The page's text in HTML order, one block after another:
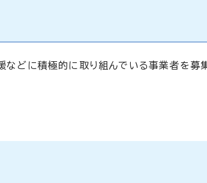
どに積極的に取り組んでいる事業者を募